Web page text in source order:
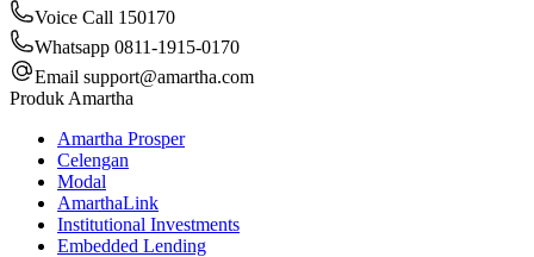
Voice Call 150170
Whatsapp 0811-1915-0170
Email support@amartha.com
Produk Amartha
Amartha Prosper
Celengan
Modal
AmarthaLink
Institutional Investments
Embedded Lending